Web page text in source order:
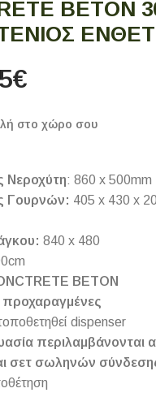
BETON
€
στο χώρο σου
Νεροχύτη: 860 x 500mm
Γουρνών: 405 x 430 x
840 x 480
BETON
dispenser
περιλαμβάνονται
σετ σωληνών